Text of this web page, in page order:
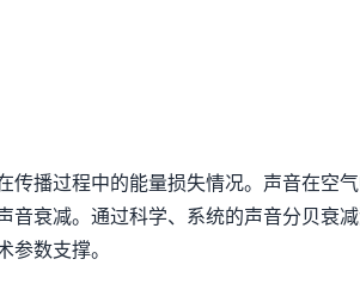
播过程中的能量损失情况。声音在空
衰减。通过科学、系统的声音分贝衰
参数支撑。